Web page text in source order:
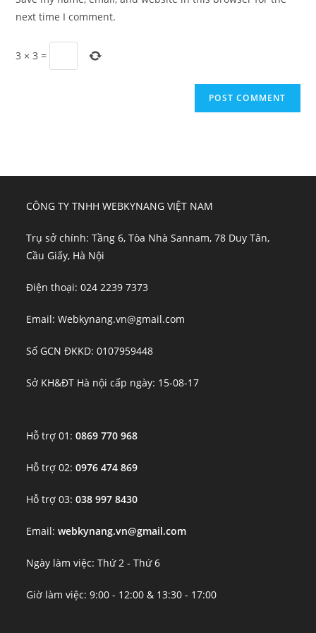
(optional)
next time I comment.
3 ×3 =
CÔNG TY TNHH WEBKYNANG VIỆT NAM
Trụ sở chính: Tầng 6, Tòa Nhà Sannam, 78 Duy Tân,
Cầu Giấy, Hà Nội
Điện thoại: 024 2239 7373
Email: Webkynang.vn@gmail.com
Số GCN ĐKKD: 0107959448
Sở KH&ĐT Hà nội cấp ngày: 15-08-17
Hỗ trợ 01:0869 770 968
Hỗ trợ 02:0976 474 869
Hỗ trợ 03:038 997 8430
Email:webkynang.vn@gmail.com
Ngày làm việc: Thứ 2 - Thứ 6
Giờ làm việc: 9:00 - 12:00 & 13:30 - 17:00